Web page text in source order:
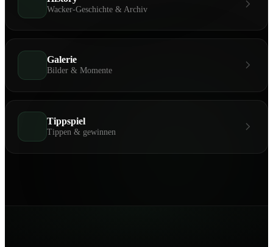
Wacker-Geschichte & Archiv
Galerie
Bilder & Momente
Tippspiel
Tippen & gewinnen